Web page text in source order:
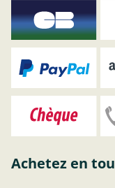
Achetez en